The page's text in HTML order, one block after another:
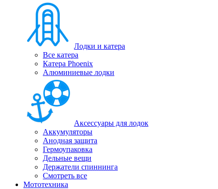
Лодки и катера
Все катера
Катера Phoenix
Алюминиевые лодки
Аксессуары для лодок
Аккумуляторы
Анодная защита
Гермоупаковка
Дельные вещи
Держатели спиннинга
Смотреть все
Мототехника